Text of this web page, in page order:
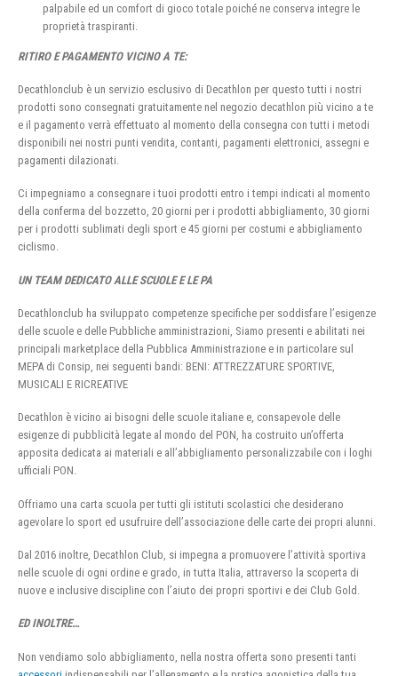
palpabile ed un comfort di gioco totale poiché ne conserva integre le
proprietà traspiranti.
RITIRO E PAGAMENTO VICINO A TE:
Decathlonclub è un servizio esclusivo di Decathlon per questo tutti i nostri
prodotti sono consegnati gratuitamente nel negozio decathlon più vicino a te
e il pagamento verrà effettuato al momento della consegna con tutti i metodi
disponibili nei nostri punti vendita, contanti, pagamenti elettronici, assegni e
pagamenti dilazionati.
Ci impegniamo a consegnare i tuoi prodotti entro i tempi indicati al momento
della conferma del bozzetto, 20 giorni per i prodotti abbigliamento, 30 giorni
per i prodotti sublimati degli sport e 45 giorni per costumi e abbigliamento
ciclismo.
UN TEAM DEDICATO ALLE SCUOLE E LE PA
Decathlonclub ha sviluppato competenze specifiche per soddisfare l’esigenze
delle scuole e delle Pubbliche amministrazioni, Siamo presenti e abilitati nei
principali marketplace della Pubblica Amministrazione e in particolare sul
MEPA di Consip, nei seguenti bandi: BENI: ATTREZZATURE SPORTIVE,
MUSICALI E RICREATIVE
Decathlon è vicino ai bisogni delle scuole italiane e, consapevole delle
esigenze di pubblicità legate al mondo del PON, ha costruito un’offerta
apposita dedicata ai materiali e all’abbigliamento personalizzabile con i loghi
ufficiali PON.
Offriamo una carta scuola per tutti gli istituti scolastici che desiderano
agevolare lo sport ed usufruire dell’associazione delle carte dei propri alunni.
Dal 2016 inoltre, Decathlon Club, si impegna a promuovere l’attività sportiva
nelle scuole di ogni ordine e grado, in tutta Italia, attraverso la scoperta di
nuove e inclusive discipline con l’aiuto dei propri sportivi e dei Club Gold.
ED INOLTRE…
Non vendiamo solo abbigliamento, nella nostra offerta sono presenti tanti